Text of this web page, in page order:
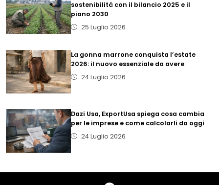
sostenibilità con il bilancio 2025 e il
piano 2030
25 Luglio 2026
La gonna marrone conquista l’estate
2026: il nuovo essenziale da avere
24 Luglio 2026
Dazi Usa, ExportUsa spiega cosa cambia
per le imprese e come calcolarli da oggi
24 Luglio 2026